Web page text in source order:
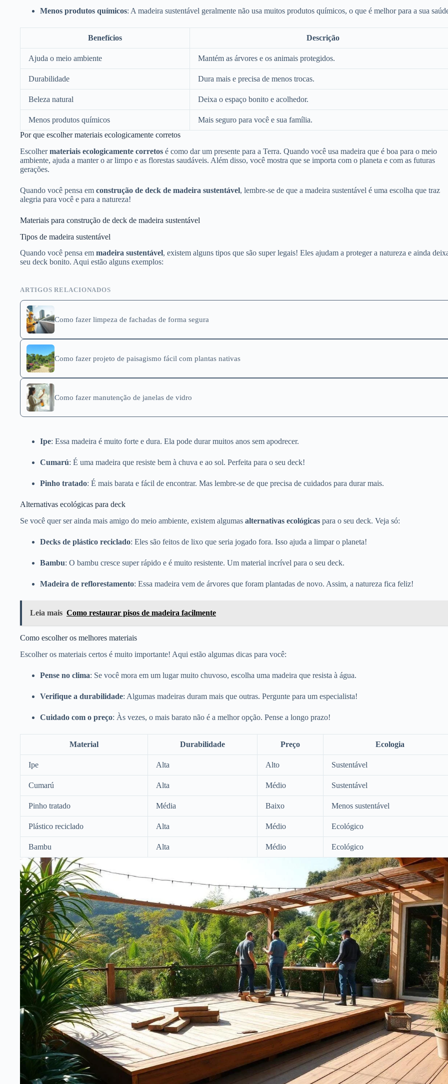
Menos produtos químicos: A madeira sustentável geralmente não usa muitos produtos químicos, o que é melhor para a sua
Benefícios Descrição
Ajuda o meio ambiente Mantém as árvores e os animais protegidos.
Durabilidade Dura mais e precisa de menos trocas.
Beleza natural Deixa o espaço bonito e acolhedor.
Menos produtos químicos
Mais seguro para você e sua família.
Por que escolher materiais ecologicamente corretos
Escolhermateriais ecologicamente corretos é como dar um presente para a Terra. Quando você usa madeira que é boa para o meio
ambiente, ajuda a manter o ar limpo e as florestas saudáveis. Além disso, você mostra que se importa com o planeta e com as futuras
gerações.
Quando você pensa em construção de deck de madeira sustentável, lembre-se de que a madeira sustentável é uma escolha que traz
alegria para você e para a natureza!
Materiais para construção de deck de madeira sustentável
Tipos de madeira sustentável
Quando você pensa em madeira sustentável, existem alguns tipos que são super legais! Eles ajudam a proteger a natureza e ainda
seu deck bonito. Aqui estão alguns exemplos:
ARTIGOS RELACIONADOS
Como fazer limpeza de fachadas de forma segura
Como fazer projeto de paisagismo fácil com plantas nativas
Como fazer manutenção de janelas de vidro
Ipe: Essa madeira é muito forte e dura. Ela pode durar muitos anos sem apodrecer.
Cumarú: É uma madeira que resiste bem à chuva e ao sol. Perfeita para o seu deck!
Pinho tratado: É mais barata e fácil de encontrar. Mas lembre-se de que precisa de cuidados para durar mais.
Alternativas ecológicas para deck
Se você quer ser ainda mais amigo do meio ambiente, existem algumas alternativas ecológicas para o seu deck. Veja só:
Decks de plástico reciclado: Eles são feitos de lixo que seria jogado fora. Isso ajuda a limpar o planeta!
Bambu: O bambu cresce super rápido e é muito resistente. Um material incrível para o seu deck.
Madeira de reflorestamento: Essa madeira vem de árvores que foram plantadas de novo. Assim, a natureza fica feliz!
Leia mais Como restaurar pisos de madeira facilmente
Como escolher os melhores materiais
Escolher os materiais certos é muito importante! Aqui estão algumas dicas para você:
Pense no clima: Se você mora em um lugar muito chuvoso, escolha uma madeira que resista à água.
Verifique a durabilidade: Algumas madeiras duram mais que outras. Pergunte para um especialista!
Cuidado com o preço: Às vezes, o mais barato não é a melhor opção. Pense a longo prazo!
Material Durabilidade Preço Ecologia
Ipe Alta Alto Sustentável
Cumarú Alta Médio Sustentável
Pinho tratado Média Baixo Menos sustentável
Plástico reciclado Alta Médio Ecológico
Bambu Alta Médio Ecológico